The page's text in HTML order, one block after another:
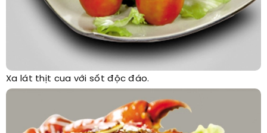
Xa lát thịt cua với sốt độc đáo.